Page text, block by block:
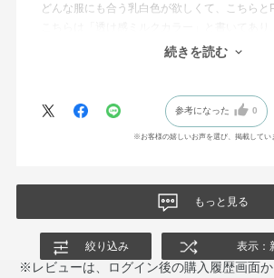
どんな服にも合う乳白色が欲しくて、こちらと
けベージュ寄りの乳白色になりました。手には
続きを読む
参考になった 0
※お客様の嬉しいお声を選び、掲載してい
もっと見る
絞り込み 表示：
※レビューは、ログイン後の購入履歴画面か